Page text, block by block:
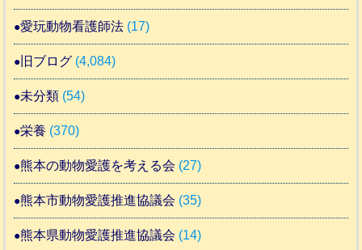
愛玩動物看護師法 (17)
旧ブログ (4,084)
未分類 (54)
栄養 (370)
熊本の動物愛護を考える会 (27)
熊本市動物愛護推進協議会 (35)
熊本県動物愛護推進協議会 (14)